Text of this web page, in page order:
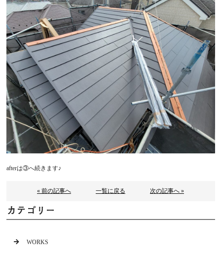
afterは③へ続きます♪
« 前の記事へ 一覧に戻る 次の記事へ »
カテゴリー
WORKS